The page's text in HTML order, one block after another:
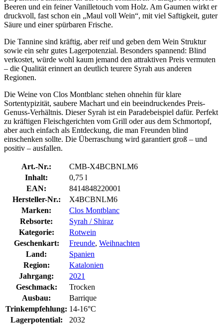
Beeren und ein feiner Vanilletouch vom Holz. Am Gaumen wirkt er
druckvoll, fast schon ein „Maul voll Wein“, mit viel Saftigkeit, guter
Säure und einer spürbaren Frische.
Die Tannine sind kräftig, aber reif und geben dem Wein Struktur
sowie ein sehr gutes Lagerpotenzial. Besonders spannend: Blind
verkostet, würde wohl kaum jemand den attraktiven Preis vermuten
– die Qualität erinnert an deutlich teurere Syrah aus anderen
Regionen.
Die Weine von Clos Montblanc stehen ohnehin für klare
Sortentypizität, saubere Machart und ein beeindruckendes Preis-
Genuss-Verhältnis. Dieser Syrah ist ein Paradebeispiel dafür. Perfekt
zu kräftigen Fleischgerichten vom Grill oder aus dem Schmortopf,
aber auch einfach als Entdeckung, die man Freunden blind
einschenken sollte. Die Überraschung wird garantiert groß – und
positiv – ausfallen.
Art.-Nr.:
CMB-X4BCBNLM6
Inhalt:
0,75 l
EAN:
8414848220001
Hersteller-Nr.:
X4BCBNLM6
Marken:
Clos Montblanc
Rebsorte:
Syrah / Shiraz
Kategorie:
Rotwein
Geschenkart:
Freunde, Weihnachten
Land:
Spanien
Region:
Katalonien
Jahrgang:
2021
Geschmack:
Trocken
Ausbau:
Barrique
Trinkempfehlung: 14-16°C
Lagerpotential:
2032